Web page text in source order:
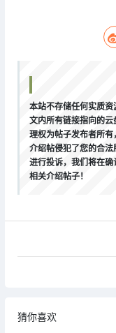
本站不存储任何实质
文内所有链接指向的
理权为帖子发布者所
介绍帖侵犯了您的合
进行投诉，我们将在
相关介绍帖子！
猜你喜欢